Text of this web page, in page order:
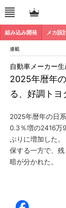
組み込み開発 メカ設
連載
2025年暦年
る、好調ト
自動車メーカー生
2025年暦年の日
0.3％増の2416万
ぶりに増加した
保する一方で、
暗が分かれた。